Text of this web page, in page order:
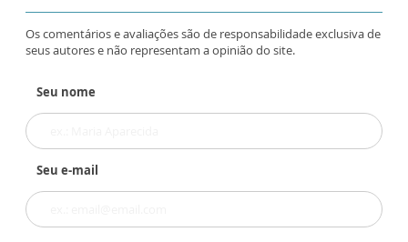
Os comentários e avaliações são de responsabilidade exclusiva de
seus autores e não representam a opinião do site.
Seu nome
Seu e-mail